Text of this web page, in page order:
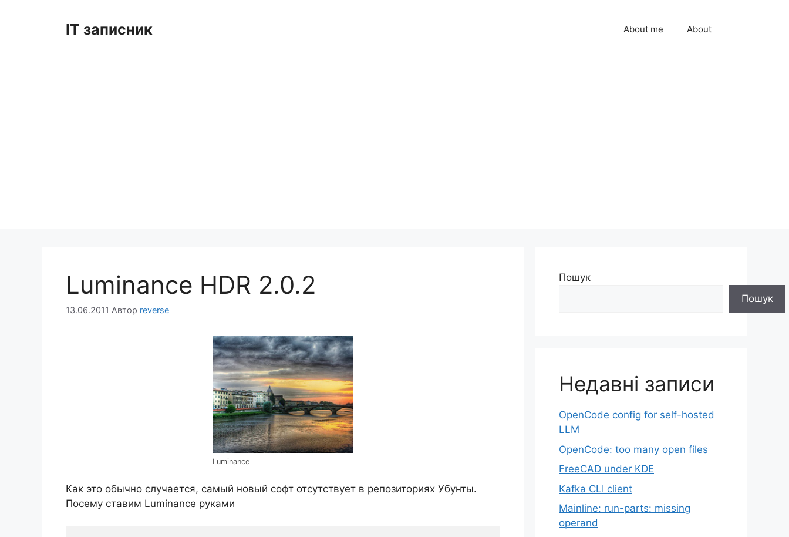
IT записник About me About
Luminance HDR 2.0.2
13.06.2011 Автор reverse
Luminance
Как это обычно случается, самый новый софт отсутствует в репозиториях Убунты.
Посему ставим Luminance руками
Пошук
Пошук
Недавні записи
OpenCode config for self-hosted
LLM
OpenCode: too many open files
FreeCAD under KDE
Kafka CLI client
Mainline: run-parts: missing
operand